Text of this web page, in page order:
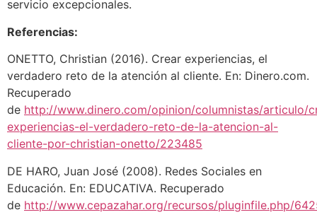
servicio excepcionales.
Referencias:
ONETTO, Christian (2016). Crear experiencias, el
verdadero reto de la atención al cliente. En: Dinero.com.
Recuperado
de http://www.dinero.com/opinion/columnistas/articulo/
experiencias-el-verdadero-reto-de-la-atencion-al-
cliente-por-christian-onetto/223485
DE HARO, Juan José (2008). Redes Sociales en
Educación. En: EDUCATIVA. Recuperado
de http://www.cepazahar.org/recursos/pluginfile.php/